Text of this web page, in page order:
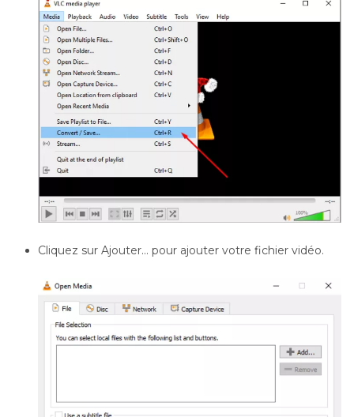
Cliquez sur Ajouter... pour ajouter votre fichier vidéo.